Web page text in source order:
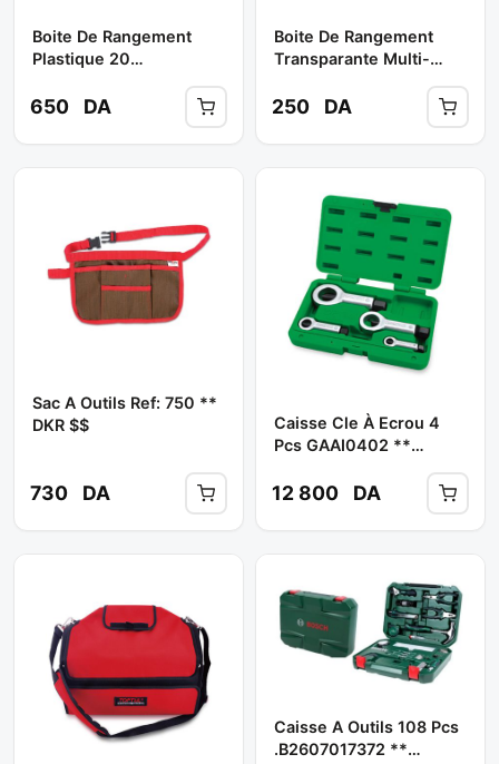
Boite De Rangement
Plastique 20
Compartiments Couleur
Noir **
650 DA
Boite De Rangement
Transparante Multi-
250 DA
Sac A Outils Ref: 750 **
DKR $$
730 DA
Caisse Cle À Ecrou 4
Pcs GAAI0402 **
12 800 DA
Caisse A Outils 108 Pcs
.b2607017372 **